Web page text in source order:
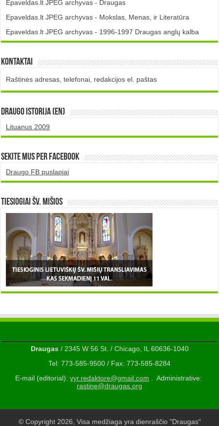
Epaveldas.lt JPEG archyvas - Draugas
Epaveldas.lt JPEG archyvas - Mokslas, Menas, ir Literatūra
Epaveldas.lt JPEG archyvas - 1996-1997 Draugas anglų kalba
Kontaktai
Raštinės adresas, telefonai, redakcijos el. paštas
DRAUGO istorija (EN)
Lituanus 2009
Sekite mus per Facebook
Draugo FB puslapiai
TIESIOGIAI šv. MIŠIOS
Draugas/ 2345 W 56 St. / Chicago, IL 60636-1040
Tel: 773-585-9500 / Fax: 773-585-8284
E-mail (editorial): vyr.redaktore@gmail.com . Administrative:
rastine@draugas.org
© Copyright 2026, Visa medžiaga yra dienraščio "Draugas"